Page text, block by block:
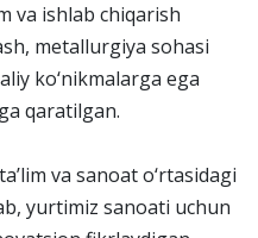
va ishlab chiqarish
metallurgiya sohasi
ko‘nikmalarga ega
qaratilgan.
va sanoat o‘rtasidagi
yurtimiz sanoati uchun